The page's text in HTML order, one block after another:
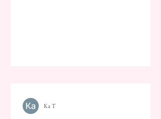
Ka T